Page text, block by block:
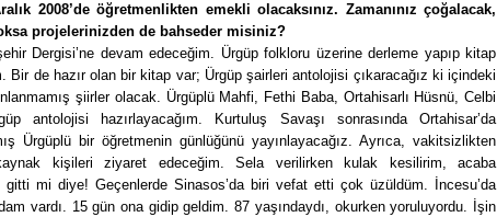
2008’de öğretmenlikten emekli olacaksınız. Zamanınız çoğalacak,
projelerinizden de bahseder misiniz?
Dergisi’ne devam edeceğim. Ürgüp folkloru üzerine derleme yapıp kitap
Bir de hazır olan bir kitap var; Ürgüp şairleri antolojisi çıkaracağız ki içindeki
şiirler olacak. Ürgüplü Mahfi, Fethi Baba, Ortahisarlı Hüsnü, Celbi
antolojisi hazırlayacağım. Kurtuluş Savaşı sonrasında Ortahisar’da
Ürgüplü bir öğretmenin günlüğünü yayınlayacağız. Ayrıca, vakitsizlikten
kişileri ziyaret edeceğim. Sela verilirken kulak kesilirim, acaba
gitti mi diye! Geçenlerde Sinasos’da biri vefat etti çok üzüldüm. İncesu’da
vardı. 15 gün ona gidip geldim. 87 yaşındaydı, okurken yoruluyordu. İşin